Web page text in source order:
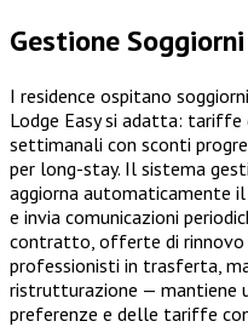
Gestione
I residence ospitano
Lodge Easy si adatta: tariffe
settimanali con sconti
per long-stay. Il sistema
aggiorna automaticamente
e invia comunicazioni
contratto, offerte di rinnovo
professionisti in trasferta,
ristrutturazione — mantiene
preferenze e delle tariffe